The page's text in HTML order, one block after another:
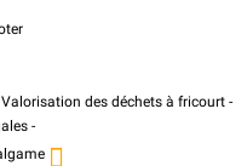
des déchets à fricourt -
-